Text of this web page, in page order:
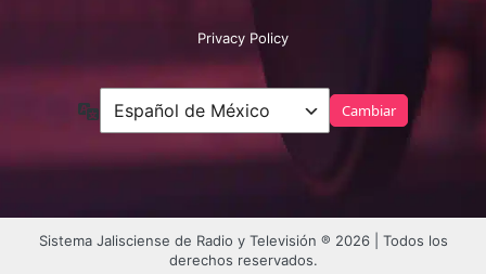
Privacy Policy
Idioma
Sistema Jalisciense de Radio y Televisión ® 2026 | Todos los
derechos reservados.